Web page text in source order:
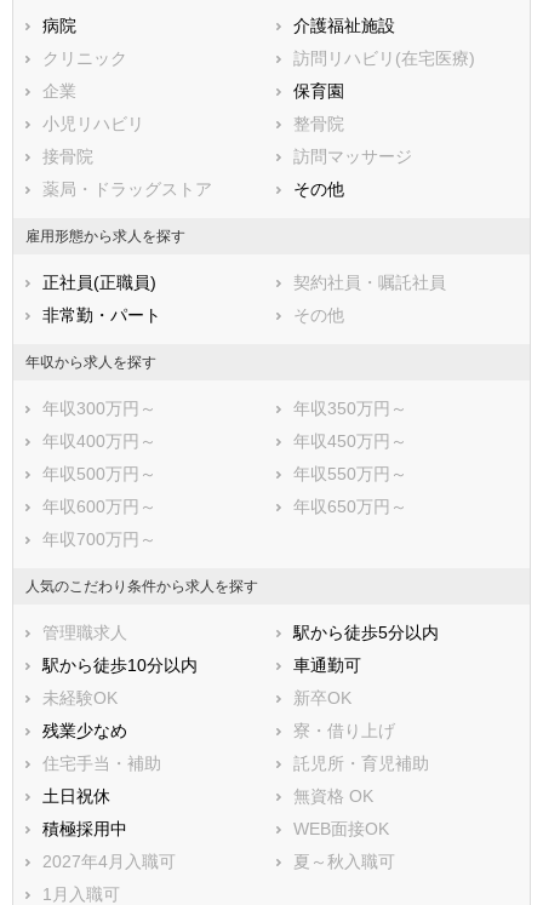
ライトライン
病院
介護福祉施設
クリニック
訪問リハビリ(在宅医療)
企業
保育園
小児リハビリ
整骨院
接骨院
訪問マッサージ
薬局・ドラッグストア
その他
雇用形態から求人を探す
正社員(正職員)
契約社員・嘱託社員
非常勤・パート
その他
年収から求人を探す
年収300万円～
年収350万円～
年収400万円～
年収450万円～
年収500万円～
年収550万円～
年収600万円～
年収650万円～
年収700万円～
人気のこだわり条件から求人を探す
管理職求人
駅から徒歩5分以内
駅から徒歩10分以内
車通勤可
未経験OK
新卒OK
残業少なめ
寮・借り上げ
住宅手当・補助
託児所・育児補助
土日祝休
無資格 OK
積極採用中
WEB面接OK
2027年4月入職可
夏～秋入職可
1月入職可